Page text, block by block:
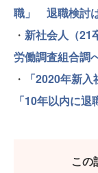
職」 退職検討
・ 新社会人（21
労働調査組合調
・
「2020年新
「10年以内に
この